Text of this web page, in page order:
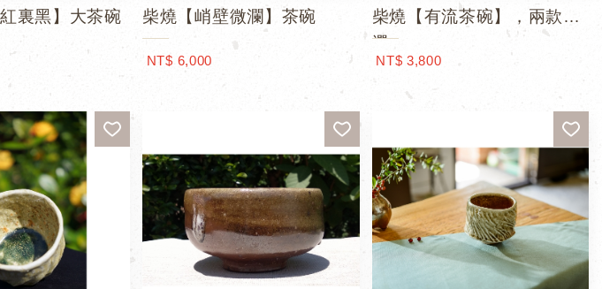
裏黑】大茶碗 柴燒【峭壁微瀾】茶碗
NT$ 6,000
柴燒【有流茶碗】，兩款可
選
NT$ 3,800